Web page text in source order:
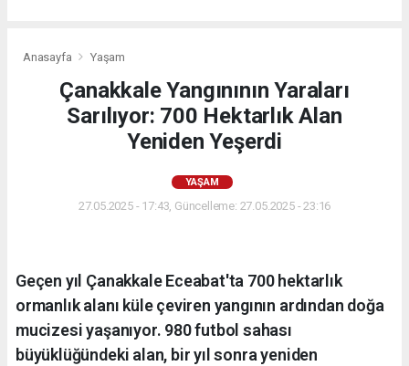
Anasayfa Yaşam
Çanakkale Yangınının Yaraları
Sarılıyor: 700 Hektarlık Alan
Yeniden Yeşerdi
YAŞAM
27.05.2025 - 17:43, Güncelleme: 27.05.2025 - 23:16
Geçen yıl Çanakkale Eceabat'ta 700 hektarlık
ormanlık alanı küle çeviren yangının ardından doğa
mucizesi yaşanıyor. 980 futbol sahası
büyüklüğündeki alan, bir yıl sonra yeniden